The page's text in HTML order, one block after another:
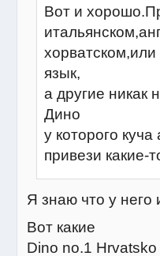
Вот и
язык,
а другие никак
Дино
у которого
привези какие-
Я знаю что у него
Вот какие
Dino no.1